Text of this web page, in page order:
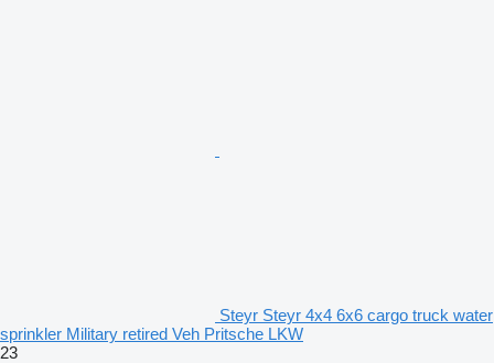
Steyr Steyr 4x4 6x6 cargo truck water
sprinkler Military retired Veh Pritsche LKW
23